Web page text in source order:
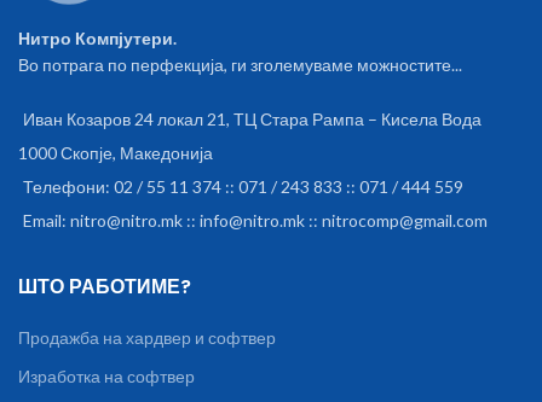
Нитро Компјутери.
Во потрага по перфекција, ги зголемуваме можностите...
Иван Козаров 24 локал 21, ТЦ Стара Рампа – Кисела Вода
1000 Скопје, Македонија
Телефони: 02 / 55 11 374 :: 071 / 243 833 :: 071 / 444 559
Email: nitro@nitro.mk :: info@nitro.mk :: nitrocomp@gmail.com
ШТО РАБОТИМЕ?
Продажба на хардвер и софтвер
Изработка на софтвер